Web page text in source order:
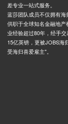
差专业一站式服务。
蓝莎团队成员不仅拥有海
供职于全球知名金融地产
业经验超过80年，经手
15亿英镑，更被JOBS海
受海归喜爱雇主"。